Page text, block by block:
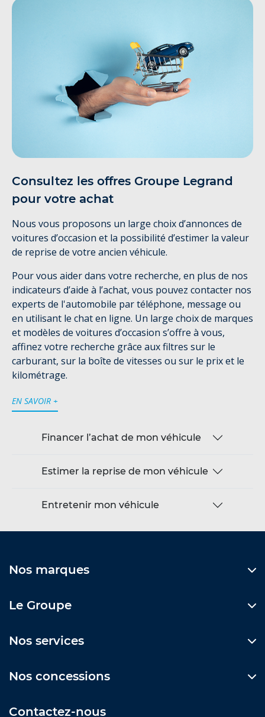
Consultez les offres Groupe Legrand
pour votre achat
Nous vous proposons un large choix d’annonces de
voitures d’occasion et la possibilité d’estimer la valeur
de reprise de votre ancien véhicule.
Pour vous aider dans votre recherche, en plus de nos
indicateurs d’aide à l’achat, vous pouvez contacter nos
experts de l'automobile par téléphone, message ou
en utilisant le chat en ligne. Un large choix de marques
et modèles de voitures d’occasion s’offre à vous,
affinez votre recherche grâce aux filtres sur le
carburant, sur la boîte de vitesses ou sur le prix et le
kilométrage.
EN SAVOIR +
Financer l’achat de mon véhicule
Estimer la reprise de mon véhicule
Entretenir mon véhicule
Nos marques
Le Groupe
Nos services
Nos concessions
Contactez-nous